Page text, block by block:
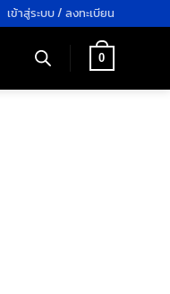
เข้าสู่ระบบ / ลงทะเบียน
0